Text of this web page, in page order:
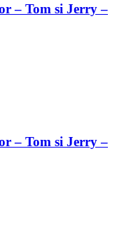
– Tom si Jerry –
– Tom si Jerry –